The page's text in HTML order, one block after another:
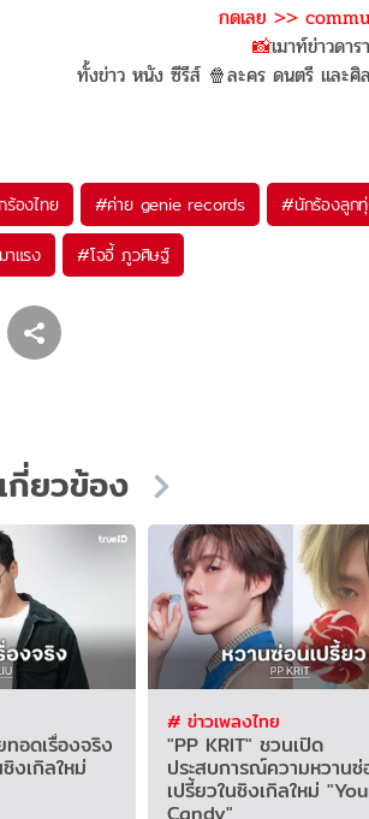
กดเลย >>
📸เมาท์ข่าวดา
ทั้งข่าว หนัง ซีรีส์ 🍿ละคร ดนตรี และศิ
ร้องไทย #ค่าย genie records #นักร้องลูก
าแรง #โจอี้ ภูวศิษฐ์
กี่ยวข้อง
อดเรื่องจริง
งเกิลใหม่
# ข่าวเพลงไทย
"PP KRIT" ชวนเปิด
ประสบการณ์ความหวานซ่
เปรี้ยวในซิงเกิลใหม่